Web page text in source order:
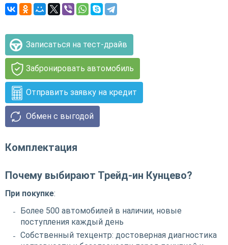
Записаться на тест-драйв
Забронировать автомобиль
Отправить заявку на кредит
Обмен с выгодой
Комплектация
Почему выбирают Трейд-ин Кунцево?
При покупке:
Более 500 автомобилей в наличии, новые
поступления каждый день
Собственный техцентр: достоверная диагностика